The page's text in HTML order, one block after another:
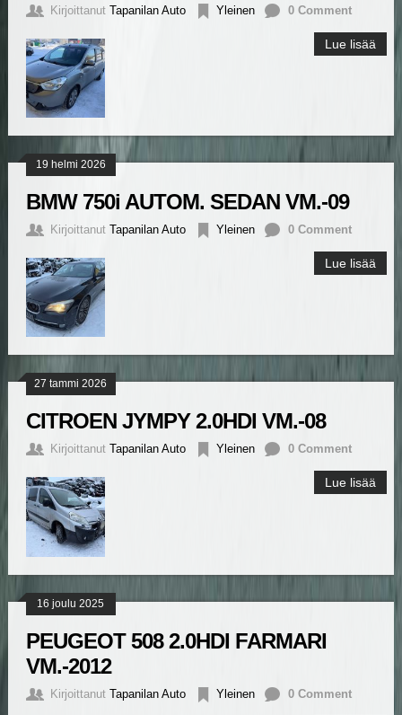
Kirjoittanut Tapanilan Auto Yleinen 0 Comment
Lue lisää
19 helmi 2026
BMW 750i AUTOM. SEDAN VM.-09
Kirjoittanut Tapanilan Auto Yleinen 0 Comment
Lue lisää
27 tammi 2026
CITROEN JYMPY 2.0HDI VM.-08
Kirjoittanut Tapanilan Auto Yleinen 0 Comment
Lue lisää
16 joulu 2025
PEUGEOT 508 2.0HDI FARMARI
VM.-2012
Kirjoittanut Tapanilan Auto Yleinen 0 Comment